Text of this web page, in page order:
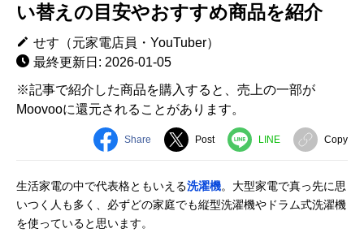
い替えの目安やおすすめ商品を紹介
せす（元家電店員・YouTuber）
最終更新日: 2026-01-05
※記事で紹介した商品を購入すると、売上の一部が
Moovooに還元されることがあります。
Share Post LINE Copy
生活家電の中で代表格ともいえる洗濯機。大型家電で真っ先に思
いつく人も多く、必ずどの家庭でも縦型洗濯機やドラム式洗濯機
を使っていると思います。